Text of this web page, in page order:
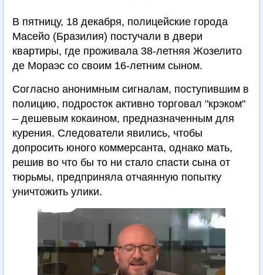
В пятницу, 18 декабря, полицейские города
Масейо (Бразилия) постучали в двери
квартиры, где проживала 38-летняя Жозелито
де Мораэс со своим 16-летним сыном.
Согласно анонимным сигналам, поступившим в
полицию, подросток активно торговал "крэком"
– дешевым кокаином, предназначенным для
курения. Следователи явились, чтобы
допросить юного коммерсанта, однако мать,
решив во что бы то ни стало спасти сына от
тюрьмы, предприняла отчаянную попытку
уничтожить улики.